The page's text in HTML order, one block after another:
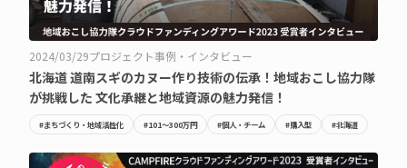
2024/03/29プロジェクト事例・インタビュー
北海道 道南スギのカヌー作り技術の伝承！地域おこし協力隊
が挑戦した 文化承継と地域資源の魅力発信！
#まちづくり・地域活性化 #101〜300万円 #個人・チーム #購入型 #北海道